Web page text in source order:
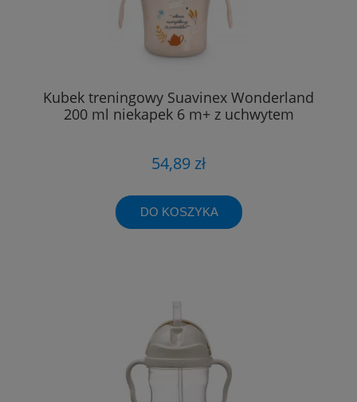
Kubek treningowy Suavinex Wonderland
200 ml niekapek 6 m+ z uchwytem
54,89 zł
DO KOSZYKA